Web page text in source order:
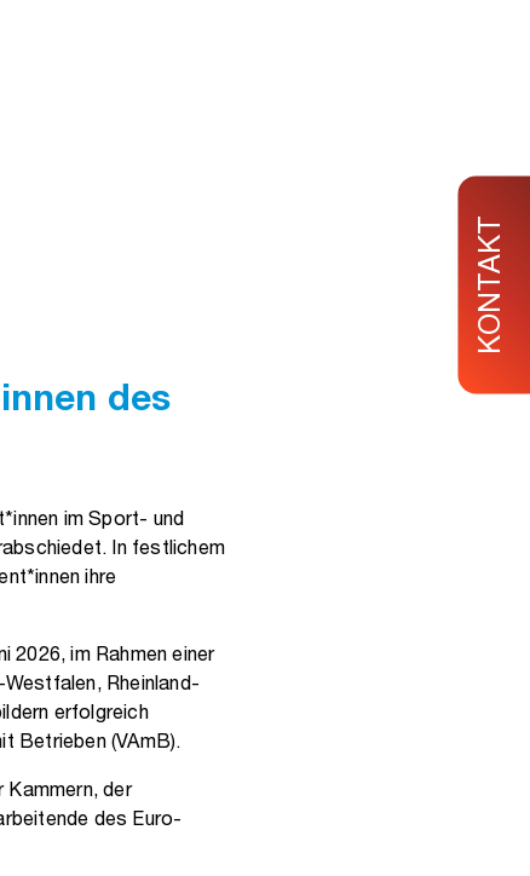
KONTAKT
des
im Sport- und
In festlichem
ihre
2026, im Rahmen einer
Rheinland-
erfolgreich
Betrieben (VAmB).
Kammern, der
des Euro-